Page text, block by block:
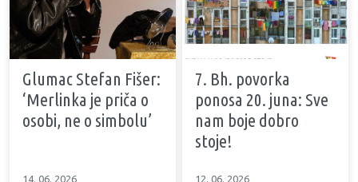
Glumac Stefan Fišer:
‘Merlinka je priča o
osobi, ne o simbolu’
14. 06. 2026
7. Bh. povorka
ponosa 20. juna: Sve
nam boje dobro
stoje!
12. 06. 2026